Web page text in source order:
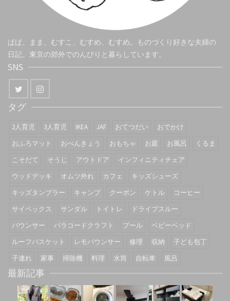
ぱぱ、まま、むすこ、むすめ、むすめ。ものづくり好きな夫婦の
日記。東京の郊外でのんびりと暮らしています。
SNS
タグ
2人育児 3人育児 IKEA JAF おてつだい
おでかけ
おふろマット
おべんきょう おもちゃ お庭 お風呂
くるま
こそだて
そうじ アウトドア
インフィニティチェア
ウッドデッキ
オムツ外れ カフェ
キッズシューズ
キッズタンブラー
キャンプ クーポン ケトル
コーヒー
サイベックス
サンダル トイトレ
ドライブスルー
バウンサー
パラコードクラフト プール
ベビーベッド
ルーフバスケット
レモバウンサー 修理 収納
子ども包丁
子連れ
家事 掃除機 料理 水筒 自転車 風呂
最新記事